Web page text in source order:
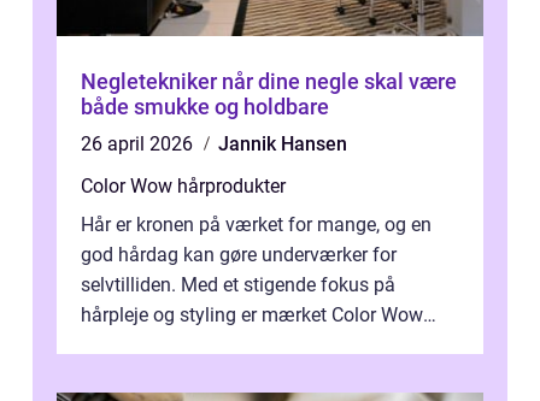
Negletekniker når dine negle skal være
både smukke og holdbare
26 april 2026
Jannik Hansen
Color Wow hårprodukter
Hår er kronen på værket for mange, og en
god hårdag kan gøre underværker for
selvtilliden. Med et stigende fokus på
hårpleje og styling er mærket Color Wow